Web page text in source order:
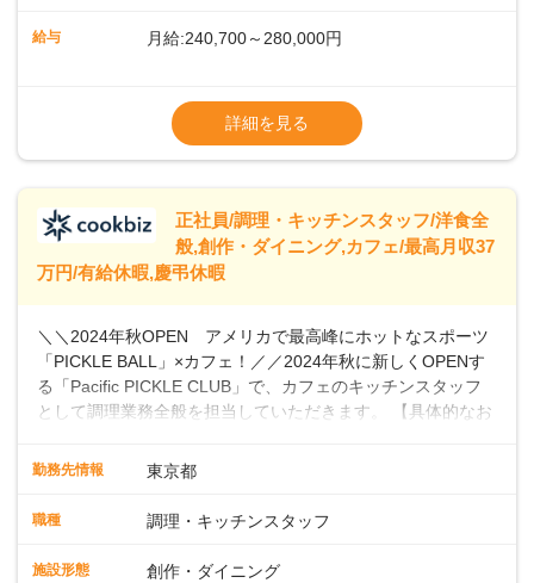
ら醸造しています。私たちと一緒に、新しいスタートを切り
給与 月給:240,700～280,000円
▼給与改定（年1回)
▼決算賞与（年1回)
【手当】
▼残業手当（固定残業見合手当43,613円～／
残業見合30時間を超えた分は別途支給）
▼交通費支給（上限月10万円)
※第二新卒は月給22万円～
詳細を見る
正社員/調理・キッチンスタッフ/洋食全
般,創作・ダイニング,カフェ/最高月収37
万円/有給休暇,慶弔休暇
＼＼2024年秋OPEN アメリカで最高峰にホットなスポーツ
「PICKLE BALL」×カフェ！／／2024年秋に新しくOPENす
る「Pacific PICKLE CLUB」で、カフェのキッチンスタッフ
として調理業務全般を担当していただきます。 【具体的なお
清掃などスキルや希望に応じて、新メニューの開発にも積極
新店舗の立ち上げに貢献し、カフェの成功に向けた重要な役
で4880万人がプレイしていると言われ、特にビジネスリーダ
勤務先情報 東京都
職種 調理・キッチンスタッフ
施設形態 創作・ダイニング